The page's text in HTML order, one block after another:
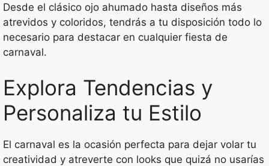
Desde el clásico ojo ahumado hasta diseños más
atrevidos y coloridos, tendrás a tu disposición todo lo
necesario para destacar en cualquier fiesta de
carnaval.
Explora Tendencias y
Personaliza tu Estilo
El carnaval es la ocasión perfecta para dejar volar tu
creatividad y atreverte con looks que quizá no usarías